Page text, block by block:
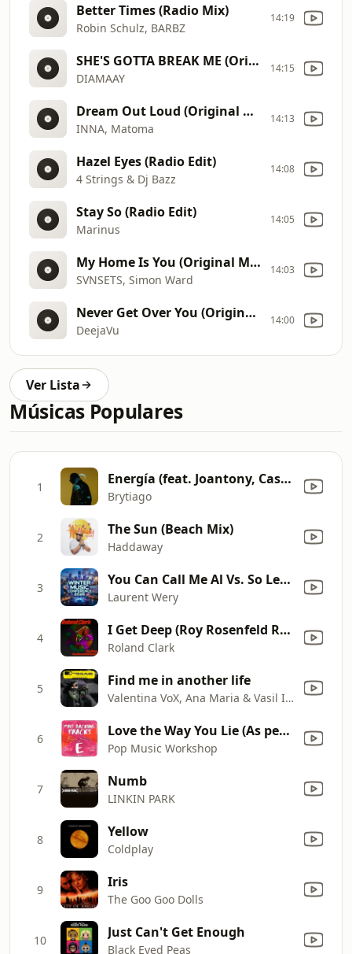
Better Times (Radio Mix)
Robin Schulz, BARBZ
14:19
SHE'S GOTTA BREAK ME (Original Mix)
DIAMAAY
14:15
Dream Out Loud (Original Mix)
INNA, Matoma
14:13
Hazel Eyes (Radio Edit)
4 Strings & Dj Bazz
14:08
Stay So (Radio Edit)
Marinus
14:05
My Home Is You (Original Mix)
SVNSETS, Simon Ward
14:03
Never Get Over You (Original Mix)
DeejaVu
14:00
Ver Lista
Músicas Populares
1 Energía (feat. Joantony, Casper Magico, Hanzel La H & Jouseph Yadiel)
Brytiago
2 The Sun (Beach Mix)
Haddaway
3 You Can Call Me Al Vs. So Let It Be (feat. N.J.E.)
Laurent Wery
4 I Get Deep (Roy Rosenfeld Remix)
Roland Clark
5 Find me in another life
Valentina VoX, Ana Maria & Vasil Ivanov The Editor
6 Love the Way You Lie (Αs performed by Eminem Ft Rihanna)
Pop Music Workshop
7 Numb
LINKIN PARK
8 Yellow
Coldplay
9 Iris
The Goo Goo Dolls
10 Just Can't Get Enough
Black Eyed Peas